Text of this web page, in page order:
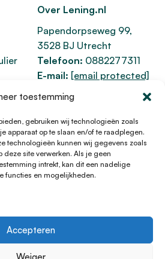
toestemming
gebruiken wij technologieën zoals
apparaat op te slaan en/of te raadplegen.
technologieën kunnen wij gegevens zoals
site verwerken. Als je geen
intrekt, kan dit een nadelige
functies en mogelijkheden.
Accepteren
Weiger
Over Lening.nl
Papendorpseweg 99,
3528 BJ Utrecht
Telefoon: 0882277311
E-mail: [email protected]
KvK 76100200
12047091
Kifid 300.017942